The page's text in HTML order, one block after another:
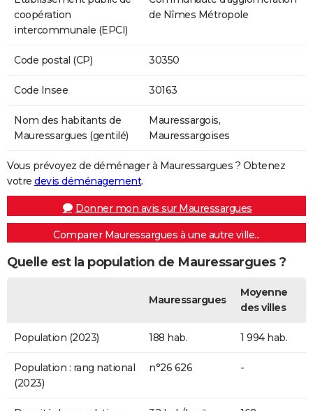
coopération
intercommunale (EPCI)
de Nîmes Métropole
Code postal (CP) 30350
Code Insee 30163
Nom des habitants de
Mauressargues (gentilé)
Mauressargois,
Mauressargoises
Vous prévoyez de déménager à Mauressargues ? Obtenez
votre devis déménagement.
Donner mon avis sur Mauressargues
Comparer Mauressargues à une autre ville...
Quelle est la population de Mauressargues ?
Mauressargues
Moyenne
des villes
Population (2023) 188 hab. 1 994 hab.
Population : rang national
(2023)
n°26 626 -